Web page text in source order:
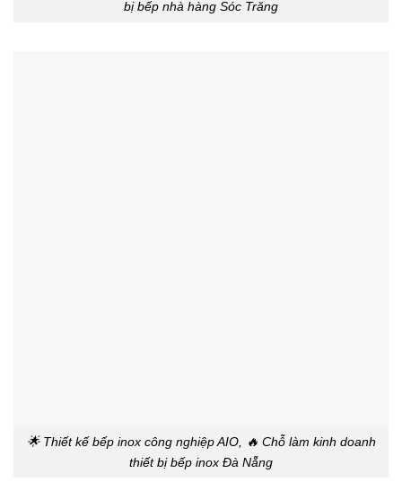
bị bếp nhà hàng Sóc Trăng
🌟 Thiết kế bếp inox công nghiệp AIO, 🔥 Chỗ làm kinh doanh
thiết bị bếp inox Đà Nẵng